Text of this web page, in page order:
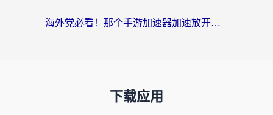
海外党必看！那个手游加速器加速放开那三国3最好？一篇解决国服游戏卡顿难题
下载应用